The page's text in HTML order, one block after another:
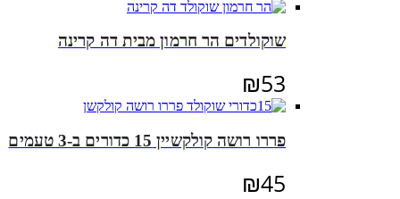
שוקולדים הר חרמון מבית דה קרינה
₪53
פררו רושה קולקשיין 15 כדורים ב-3 טעמים
₪45